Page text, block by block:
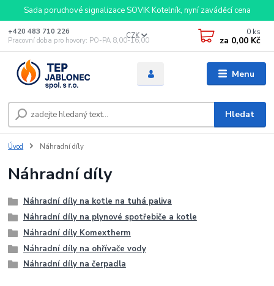
Sada poruchové signalizace SOVIK Kotelník, nyní zaváděcí cena
Menu
CZK
Hledat
+420 483 710 226
Pracovní doba pro hovory: PO-PA 8,00-16,00
0 ks
za 0,00 Kč
Úvod Náhradní díly
Náhradní díly
Náhradní díly na kotle na tuhá paliva
Náhradní díly na plynové spotřebiče a kotle
Náhradní díly Komextherm
Náhradní díly na ohřívače vody
Náhradní díly na čerpadla